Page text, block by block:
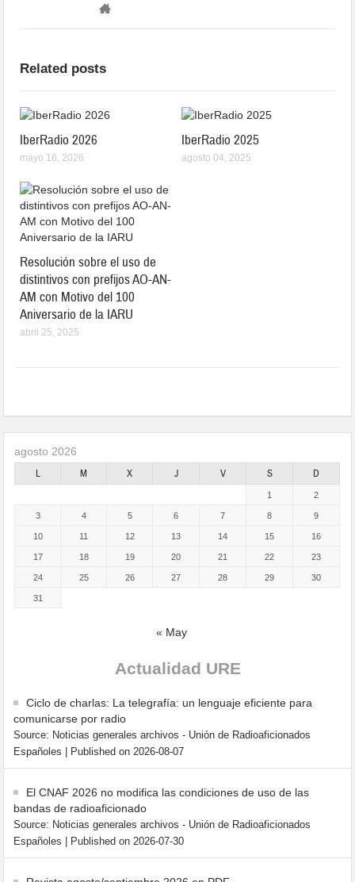
Related posts
IberRadio 2026
mayo 16, 2026
IberRadio 2025
agosto 04, 2025
Resolución sobre el uso de
distintivos con prefijos AO-AN-
AM con Motivo del 100
Aniversario de la IARU
abril 25, 2025
agosto 2026
L
M X J V S D
1 2
3 4 5 6 7 8 9
10 11 12 13 14 15 16
17 18 19 20 21 22 23
24 25 26 27 28 29 30
31
« May
Actualidad URE
Ciclo de charlas: La telegrafía: un lenguaje eficiente para
comunicarse por radio
Source: Noticias generales archivos - Unión de Radioaficionados
Españoles
Published on 2026-08-07
El CNAF 2026 no modifica las condiciones de uso de las
bandas de radioaficionado
Source: Noticias generales archivos - Unión de Radioaficionados
Españoles
Published on 2026-07-30